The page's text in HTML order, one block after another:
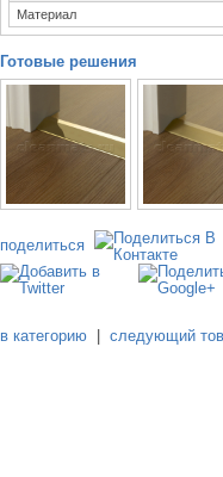
Материал
Готовые решения
поделиться
в категорию |следующий